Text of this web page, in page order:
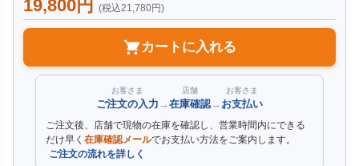
19,800円 (税込21,780円)
カートに入れる
お客さま
ご注文の入力 →
店舗
在庫確認→
お客さま
お支払い
ご注文後、店舗で現物の在庫を確認し、営業時間内にできる
だけ早く 在庫確認メールでお支払い方法をご案内します。
ご注文の流れを詳しく